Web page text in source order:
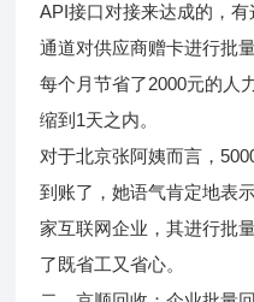
API接口对接来达成的，
通道对供应商赠卡进行批
每个月节省了2000元的人
缩到1天之内。
对于北京张阿姨而言，
到账了，她语气肯定地表
家互联网企业，其进行批
了既省工又省心。